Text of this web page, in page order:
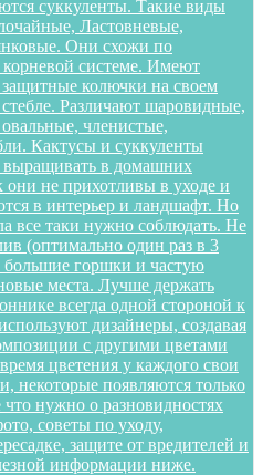
суккуленты. Такие виды
Ластовневые,
Они схожи по
системе. Имеют
колючки на своем
Различают шаровидные,
членистые,
Кактусы и суккуленты
в домашних
они не прихотливы в уходе и
в интерьер и ландшафт. Но
все таки нужно соблюдать. Не
(оптимально один раз в 3
большие горшки и частую
места. Лучше держать
всегда одной стороной к
дизайнеры, создавая
с другими цветами
цветения у каждого свои
некоторые появляются только
нужно о разновидностях
советы по уходу,
защите от вредителей и
информации ниже.